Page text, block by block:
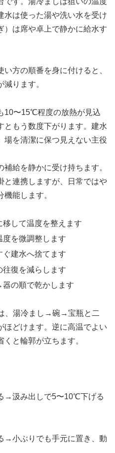
水は使った湯や洗い水を受け
）は席や卓上で静かに給水す
方の順番を身に付けると、
ります。
10〜15℃程度の放熱が見込
ともう数度下がります。建水
場を清潔に保つ見えない主役
給を静かに受け持ちます。
と連携しますが、日常ではや
能します。
して温度を整えます
を微調整します
建水へ捨てます
往復を減らします
の順で乾かします
、湯冷まし→碗→宝瓶と二
ほどけます。逆に高温でよい
と輪郭が立ちます。
→汲み出しで5〜10℃下げる
→小ぶりでも手元に置き、動